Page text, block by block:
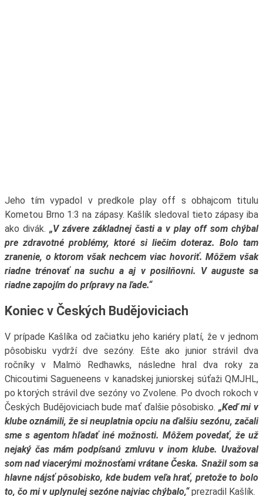
Jeho tím vypadol v predkole play off s obhajcom titulu
Kometou Brno 1:3 na zápasy. Kašlík sledoval tieto zápasy iba
ako divák. „V závere základnej časti a v play off som chýbal
pre zdravotné problémy, ktoré si liečim doteraz. Bolo tam
zranenie, o ktorom však nechcem viac hovoriť. Môžem však
riadne trénovať na suchu a aj v posilňovni. V auguste sa
riadne zapojím do prípravy na ľade.“
Koniec v Českých Budějoviciach
V prípade Kašlíka od začiatku jeho kariéry platí, že v jednom
pôsobisku vydrží dve sezóny. Ešte ako junior strávil dva
ročníky v Malmö Redhawks, následne hral dva roky za
Chicoutimi Sagueneens v kanadskej juniorskej súťaži QMJHL,
po ktorých strávil dve sezóny vo Zvolene. Po dvoch rokoch v
Českých Budějoviciach bude mať ďalšie pôsobisko. „Keď mi v
klube oznámili, že si neuplatnia opciu na ďalšiu sezónu, začali
sme s agentom hľadať iné možnosti. Môžem povedať, že už
nejaký čas mám podpísanú zmluvu v inom klube. Uvažoval
som nad viacerými možnosťami vrátane Česka. Snažil som sa
hlavne nájsť pôsobisko, kde budem veľa hrať, pretože to bolo
to, čo mi v uplynulej sezóne najviac chýbalo,“prezradil Kašlík.